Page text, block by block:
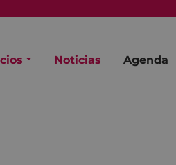
Noticias Agenda